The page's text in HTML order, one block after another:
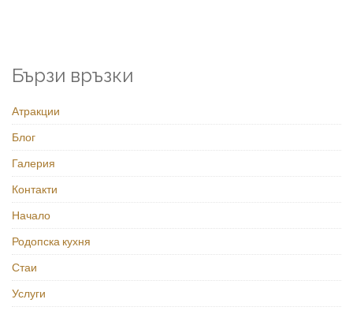
Бързи връзки
Атракции
Блог
Галерия
Контакти
Начало
Родопска кухня
Стаи
Услуги